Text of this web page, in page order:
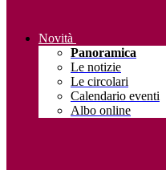
Novità
Panoramica
Le notizie
Le circolari
Calendario eventi
Albo online